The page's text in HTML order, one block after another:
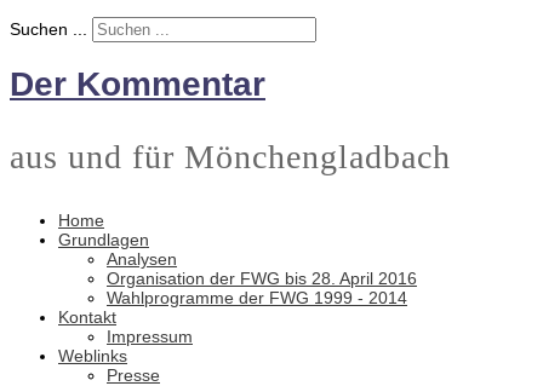
Suchen ...
Der Kommentar
aus und für Mönchengladbach
Home
Grundlagen
Analysen
Organisation der FWG bis 28. April 2016
Wahlprogramme der FWG 1999 - 2014
Kontakt
Impressum
Weblinks
Presse